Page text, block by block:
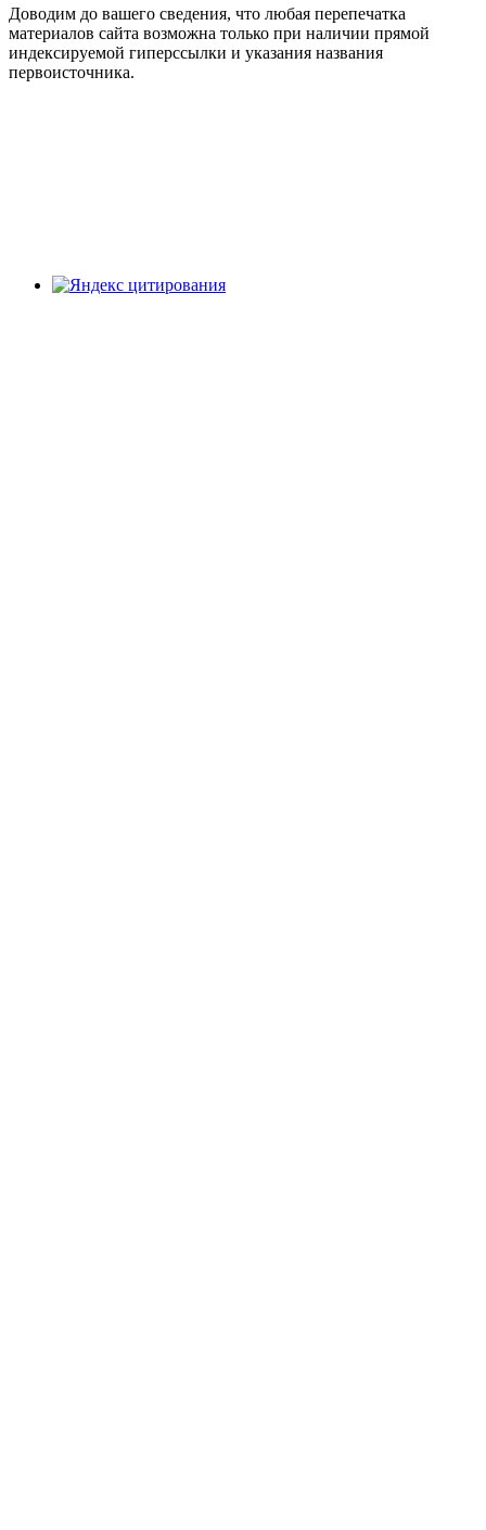
Доводим до вашего сведения, что любая перепечатка
материалов сайта возможна только при наличии прямой
индексируемой гиперссылки и указания названия
первоисточника.